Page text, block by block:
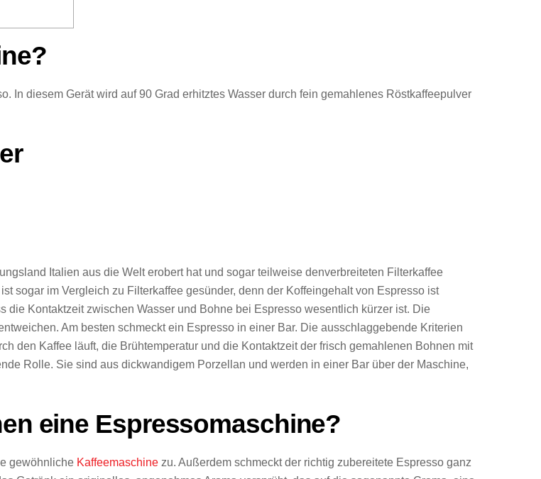
In diesem Gerät wird auf 90 Grad erhitztes Wasser durch fein gemahlenes Röstkaffeepulver
Italien aus die Welt erobert hat und sogar teilweise denverbreiteten Filterkaffee
sogar im Vergleich zu Filterkaffee gesünder, denn der Koffeingehalt von Espresso ist
Kontaktzeit zwischen Wasser und Bohne bei Espresso wesentlich kürzer ist. Die
Am besten schmeckt ein Espresso in einer Bar. Die ausschlaggebende Kriterien
den Kaffee läuft, die Brühtemperatur und die Kontaktzeit der frisch gemahlenen Bohnen mit
Rolle. Sie sind aus dickwandigem Porzellan und werden in einer Bar über der Maschine,
eine Espressomaschine?
gewöhnliche Kaffeemaschine zu. Außerdem schmeckt der richtig zubereitete Espresso ganz